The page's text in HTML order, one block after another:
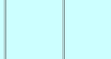
課
さ